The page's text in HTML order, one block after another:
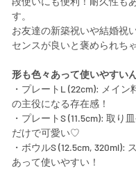
す。
お友達の新築祝いや結婚祝
センスが良いと褒められち
形も色々あって使いやすい
・プレートL (22cm): メイ
の主役になる存在感！
・プレートS (11.5cm): 取
だけで可愛い♡
・ボウルS (12.5cm, 320ml):
あって使いやすい！